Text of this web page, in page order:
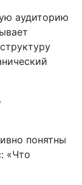
аудиторию
понятны
«Что